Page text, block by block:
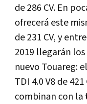
de 286 CV. En
ofrecerá este
de 231 CV, y
2019 llegarán
nuevo Touareg:
TDI 4.0 V8 de
combinan con la